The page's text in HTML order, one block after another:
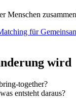
wird
together?
entsteht daraus?